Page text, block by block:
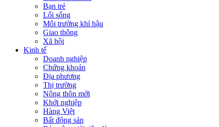
Bạn trẻ
Lối sống
Môi trường khí hậu
Giao thông
Xã hội
Kinh tế
Doanh nghiệp
Chứng khoán
Địa phương
Thị trường
Nông thôn mới
Khởi nghiệp
Hàng Việt
Bất động sản